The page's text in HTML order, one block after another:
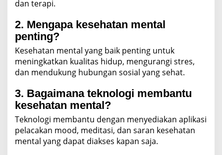
dan terapi.
2. Mengapa kesehatan mental
penting?
Kesehatan mental yang baik penting untuk
meningkatkan kualitas hidup, mengurangi stres,
dan mendukung hubungan sosial yang sehat.
3. Bagaimana teknologi membantu
kesehatan mental?
Teknologi membantu dengan menyediakan aplikasi
pelacakan mood, meditasi, dan saran kesehatan
mental yang dapat diakses kapan saja.